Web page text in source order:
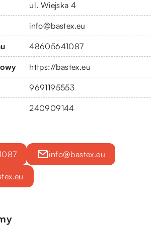
ul. Wiejska 4
info@bastex.eu
48605641087
https://bastex.eu
9691195553
240909144
info@bastex.eu